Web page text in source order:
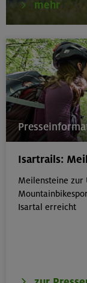
mehr
Isartrails:
Meilensteine zur
Isartal erreicht